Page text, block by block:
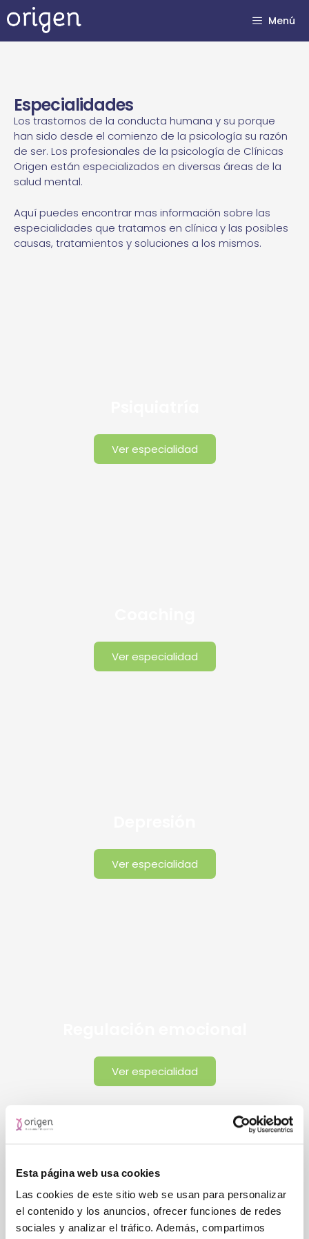
Esta página web usa cookies
Las cookies de este sitio web se usan para personalizar
el contenido y los anuncios, ofrecer funciones de redes
sociales y analizar el tráfico. Además, compartimos
Menú
Especialidades
Los trastornos de la conducta humana y su porque
han sido desde el comienzo de la psicología su razón
de ser. Los profesionales de la psicología de Clínicas
Origen están especializados en diversas áreas de la
salud mental.
Aquí puedes encontrar mas información sobre las
especialidades que tratamos en clínica y las posibles
causas, tratamientos y soluciones a los mismos.
Ver especialidad
Ver especialidad
Ver especialidad
Ver especialidad